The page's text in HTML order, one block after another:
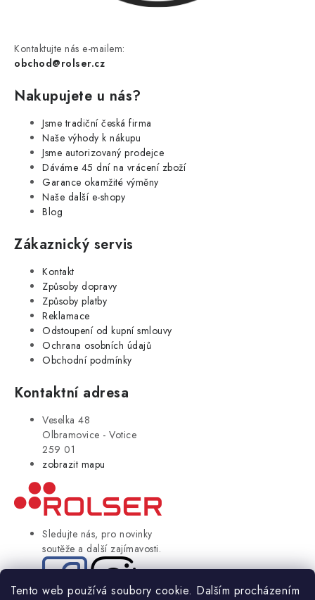
Tento web používá soubory cookie. Dalším procházením
Kontaktujte nás e-mailem:
obchod@rolser.cz
Nakupujete u nás?
Jsme tradiční česká firma
Naše výhody k nákupu
Jsme autorizovaný prodejce
Dáváme 45 dní na vrácení zboží
Garance okamžité výměny
Naše další e-shopy
Blog
Zákaznický servis
Kontakt
Způsoby dopravy
Způsoby platby
Reklamace
Odstoupení od kupní smlouvy
Ochrana osobních údajů
Obchodní podmínky
Kontaktní adresa
Veselka 48
Olbramovice - Votice
259 01
zobrazit mapu
Sledujte nás, pro novinky
soutěže a další zajímavosti.